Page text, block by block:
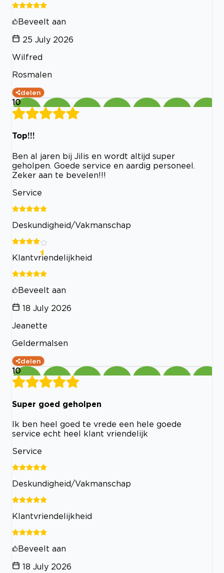
Beveelt aan
25 July 2026
Wilfred
Rosmalen
delen
10
Top!!!
Ben al jaren bij Jilis en wordt altijd super
geholpen. Goede service en aardig personeel.
Zeker aan te bevelen!!!
Service
Deskundigheid/Vakmanschap
Klantvriendelijkheid
Beveelt aan
18 July 2026
Jeanette
Geldermalsen
delen
10
Super goed geholpen
Ik ben heel goed te vrede een hele goede
service echt heel klant vriendelijk
Service
Deskundigheid/Vakmanschap
Klantvriendelijkheid
Beveelt aan
18 July 2026